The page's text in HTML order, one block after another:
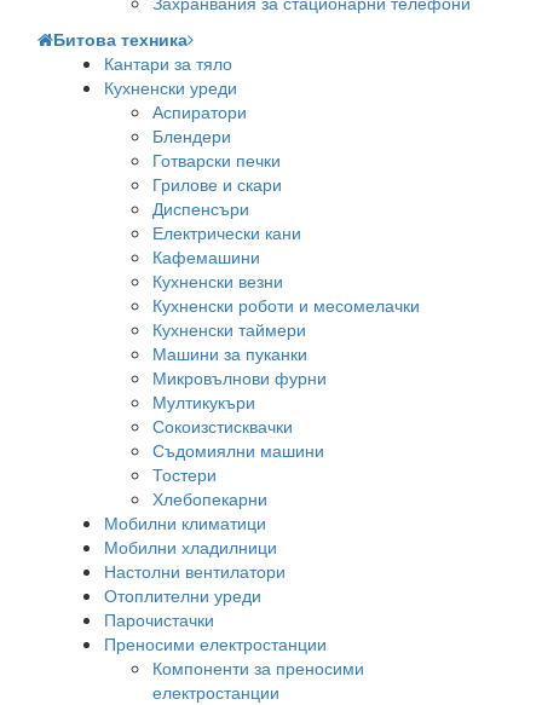
Битова техника
Кантари за тяло
Кухненски уреди
Аспиратори
Блендери
Готварски печки
Грилове и скари
Диспенсъри
Електрически кани
Кафемашини
Кухненски везни
Кухненски роботи и месомелачки
Кухненски таймери
Машини за пуканки
Микровълнови фурни
Мултикукъри
Сокоизстисквачки
Съдомиялни машини
Тостери
Хлебопекарни
Мобилни климатици
Мобилни хладилници
Настолни вентилатори
Отоплителни уреди
Парочистачки
Преносими електростанции
Компоненти за преносими
електростанции